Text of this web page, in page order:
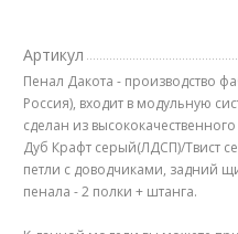
Артикул
Пенал Дакота - производство
Россия), входит в модульную
сделан из
Дуб Крафт серый(ЛДСП)/Твист
петли с доводчиками, задний
пенала - 2 полки + штанга.